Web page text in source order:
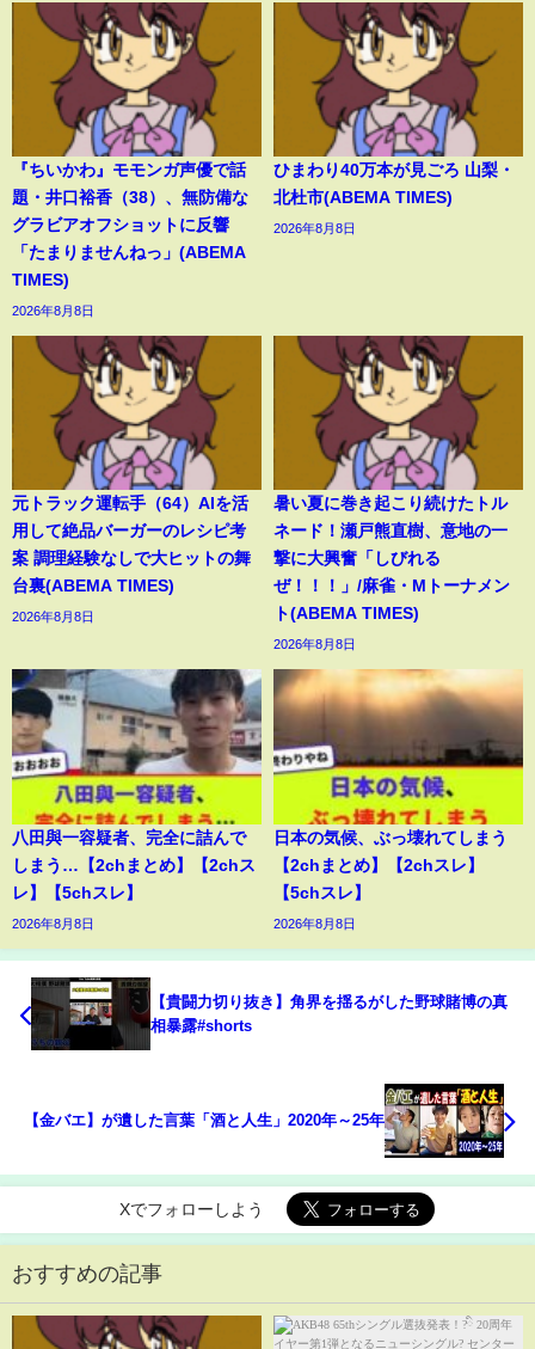
『ちいかわ』モモンガ声優で話
題・井口裕香（38）、無防備な
グラビアオフショットに反響
「たまりませんねっ」(ABEMA
TIMES)
2026年8月8日
ひまわり40万本が見ごろ 山梨・
北杜市(ABEMA TIMES)
2026年8月8日
元トラック運転手（64）AIを活
用して絶品バーガーのレシピ考
案 調理経験なしで大ヒットの舞
台裏(ABEMA TIMES)
2026年8月8日
暑い夏に巻き起こり続けたトル
ネード！瀬戸熊直樹、意地の一
撃に大興奮「しびれる
ぜ！！！」/麻雀・Mトーナメン
ト(ABEMA TIMES)
2026年8月8日
八田與一容疑者、完全に詰んで
しまう…【2chまとめ】【2chス
レ】【5chスレ】
2026年8月8日
日本の気候、ぶっ壊れてしまう
【2chまとめ】【2chスレ】
【5chスレ】
2026年8月8日
【貴闘力切り抜き】角界を揺るがした野球賭博の真
相暴露#shorts
【金バエ】が遺した言葉「酒と人生」2020年～25年
Xでフォローしよう
おすすめの記事